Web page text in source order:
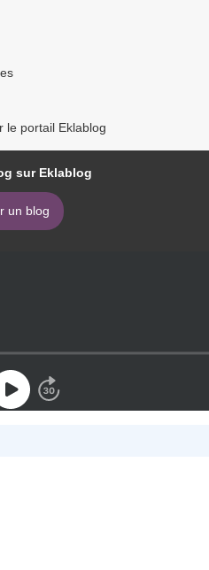
le portail Eklablog
sur Eklablog
un blog